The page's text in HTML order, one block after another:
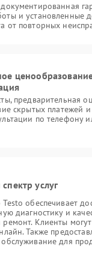
и установленные
от повторных
предварительная
скрытых платежей
по телефону
услуг
обеспечивает
диагностику и
Клиенты
Также
обслуживание для